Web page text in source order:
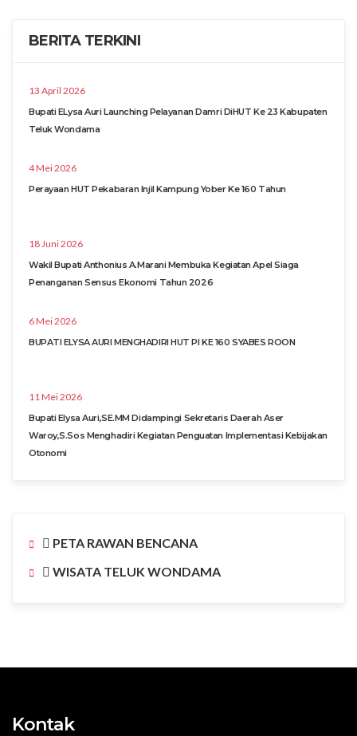
BERITA TERKINI
13 April 2026
Bupati ELysa Auri Launching Pelayanan Damri DiHUT Ke 23 Kabupaten
Teluk Wondama
4 Mei 2026
Perayaan HUT Pekabaran Injil Kampung Yober Ke 160 Tahun
18 Juni 2026
Wakil Bupati Anthonius A.Marani Membuka Kegiatan Apel Siaga
Penanganan Sensus Ekonomi Tahun 2026
6 Mei 2026
BUPATI ELYSA AURI MENGHADIRI HUT PI KE 160 SYABES ROON
11 Mei 2026
Bupati Elysa Auri,SE.MM Didampingi Sekretaris Daerah Aser
Waroy,S.Sos Menghadiri Kegiatan Penguatan Implementasi Kebijakan
Otonomi
PETA RAWAN BENCANA
WISATA TELUK WONDAMA
Kontak